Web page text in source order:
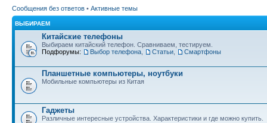
Сообщения без ответов • Активные темы
ВЫБИРАЕМ
Китайские телефоны
Выбираем китайский телефон. Сравниваем, тестируем.
Подфорумы:
Выбор телефона Статьи Смартфоны
Планшетные компьютеры, ноутбуки
Мобильные компьютеры из Китая
Гаджеты
Различные интересные устройства. Характеристики и где можно купить.